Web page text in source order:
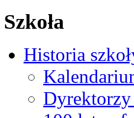
Szkoła
Historia